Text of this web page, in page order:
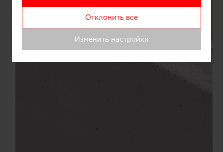
Отклонить все
Изменить настройки